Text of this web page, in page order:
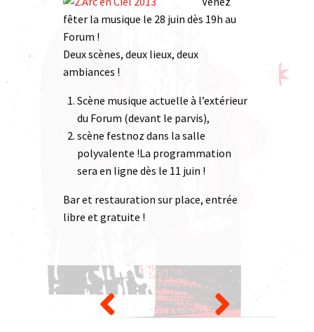
fêter la musique le 28 juin dès 19h au
Forum !
Deux scènes, deux lieux, deux
ambiances !
Scène musique actuelle à l’extérieur
du Forum (devant le parvis),
scène festnoz dans la salle
polyvalente !La programmation
sera en ligne dès le 11 juin !
Bar et restauration sur place, entrée
libre et gratuite !